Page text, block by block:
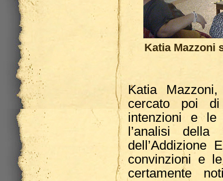
Katia Mazzoni
Katia
cercato poi
intenzioni e le
l’analisi
dell’Addizione
convinzioni e
certamente